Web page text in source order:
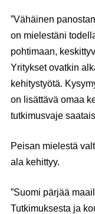
”Vähäinen
on mielestäni
pohtimaan,
Yritykset ovatkin
kehitystyötä.
on lisättävä omaa
tutkimusvaje
Peisan mielestä
ala kehittyy.
”Suomi pärjää
Tutkimuksesta ja